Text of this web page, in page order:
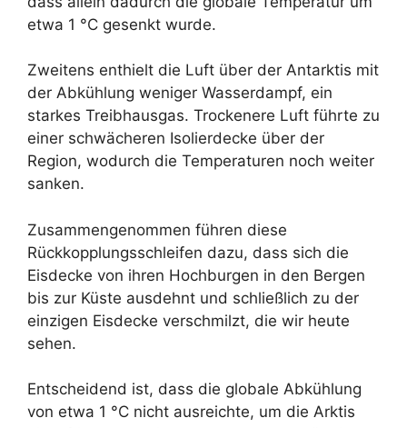
etwa 1 °C gesenkt wurde.
Zweitens enthielt die Luft über der Antarktis mit
der Abkühlung weniger Wasserdampf, ein
starkes Treibhausgas. Trockenere Luft führte zu
einer schwächeren Isolierdecke über der
Region, wodurch die Temperaturen noch weiter
sanken.
Zusammengenommen führen diese
Rückkopplungsschleifen dazu, dass sich die
Eisdecke von ihren Hochburgen in den Bergen
bis zur Küste ausdehnt und schließlich zu der
einzigen Eisdecke verschmilzt, die wir heute
sehen.
Entscheidend ist, dass die globale Abkühlung
von etwa 1 °C nicht ausreichte, um die Arktis